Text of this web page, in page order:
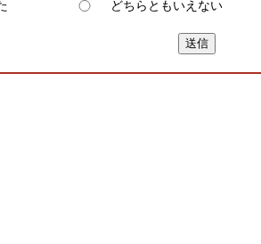
どちらともいえない